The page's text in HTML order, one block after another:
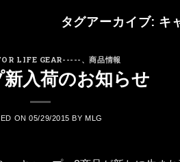
タグアーカイブ: キ
LIFE GEAR----- 、商品情報
入荷のお知らせ
ON05/29/2015 BYMLG